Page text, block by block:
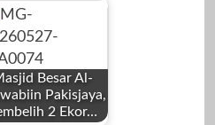
News
Besar Al-
Pakisjaya,
2 Ekor…